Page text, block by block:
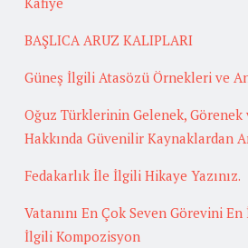
BAŞLICA ARUZ KALIPLARI
Güneş İlgili Atasözü Örnekleri ve
Oğuz Türklerinin Gelenek, Görenek
Hakkında Güvenilir Kaynaklardan
Fedakarlık İle İlgili Hikaye Yazınız.
Vatanını En Çok Seven Görevini
İlgili Kompozisyon